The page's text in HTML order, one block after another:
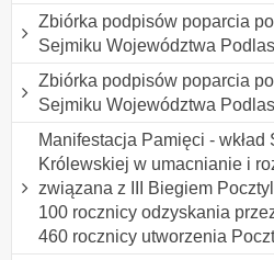
Zbiórka podpisów poparcia
Sejmiku Województwa
Zbiórka podpisów poparcia
Sejmiku Województwa
Manifestacja Pamięci - wkład
Królewskiej w umacnianie i
związana z III Biegiem
100 rocznicy odzyskania
460 rocznicy utworzenia